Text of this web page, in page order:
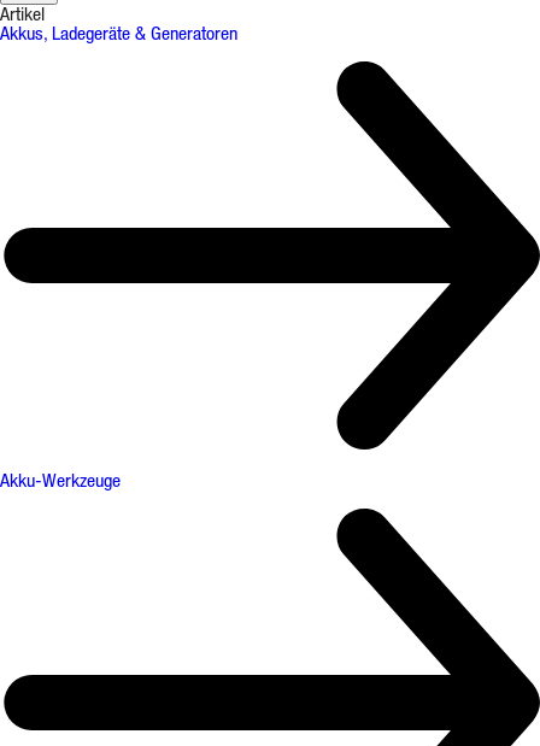
Artikel
Akkus, Ladegeräte & Generatoren
Akku-Werkzeuge